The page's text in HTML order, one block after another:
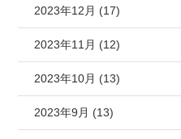
2023年12月 (17)
2023年11月 (12)
2023年10月 (13)
2023年9月 (13)